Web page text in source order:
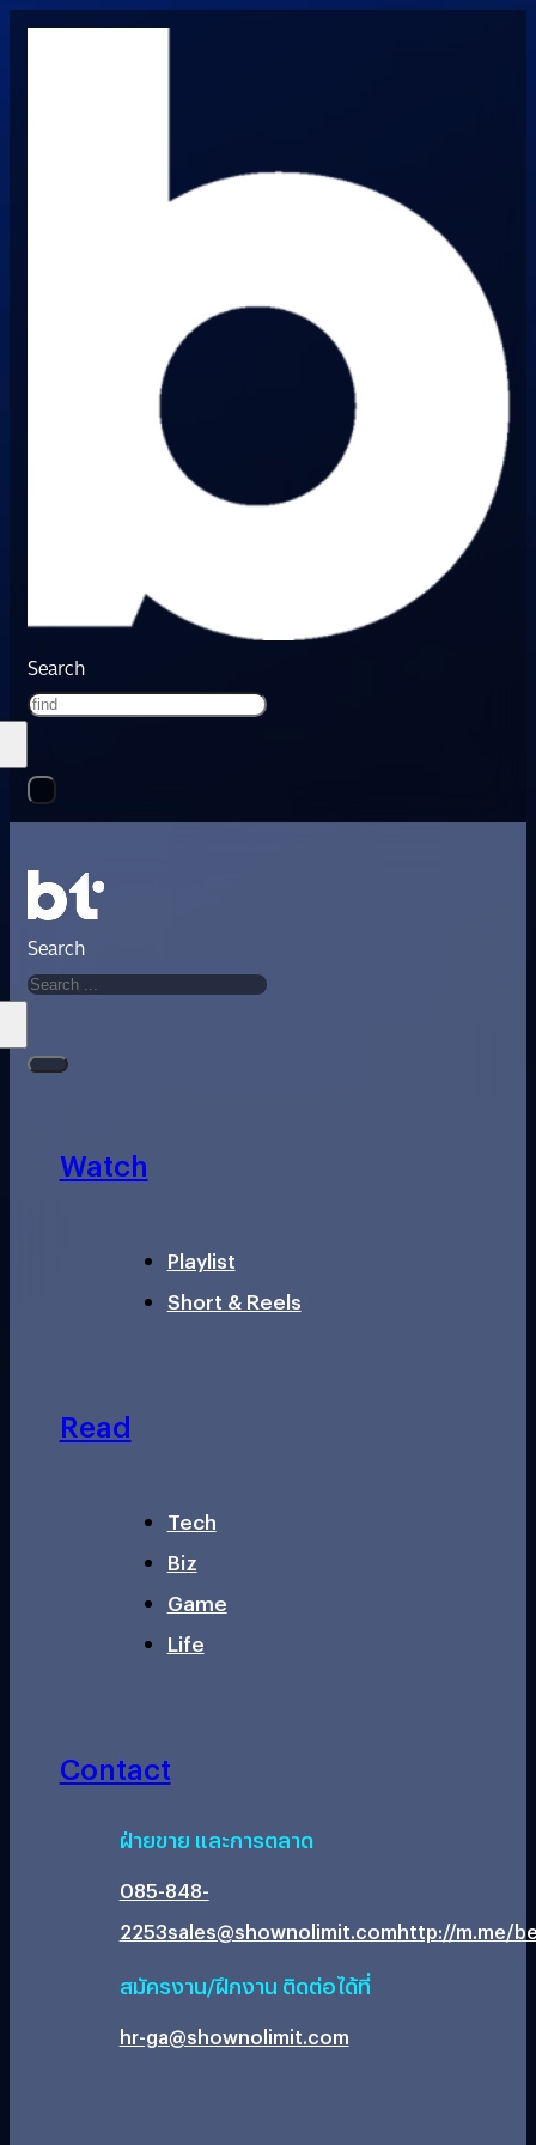
Search
Search
Watch
Playlist
Short & Reels
Read
Tech
Biz
Game
Life
Contact
ฝ่ายขาย และการตลาด
085-848-
2253sales@shownolimit.comhttp://m.me/
สมัครงาน/ฝึกงาน ติดต่อได้ที่
hr-ga@shownolimit.com